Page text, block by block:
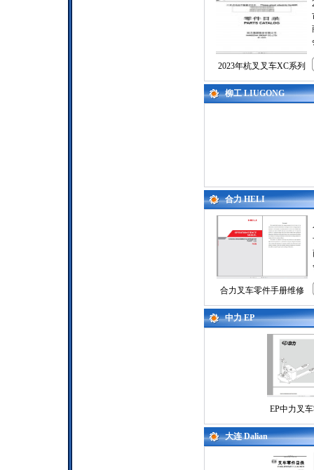
2023年杭叉叉车XC系列
柳工 LIUGONG
合力 HELI
合力叉车零件手册维修
中力 EP
EP中力叉
大连 Dalian